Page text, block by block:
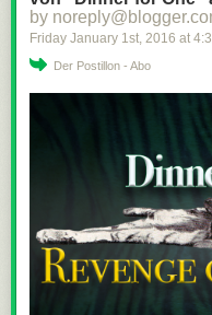
by
Friday January 1 st , 2016 at
Der Postillon - Abo